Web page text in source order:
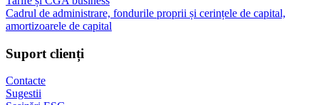
Cadrul de administrare, fondurile proprii și cerințele de capital,
amortizoarele de capital
Suport clienți
Contacte
Sugestii